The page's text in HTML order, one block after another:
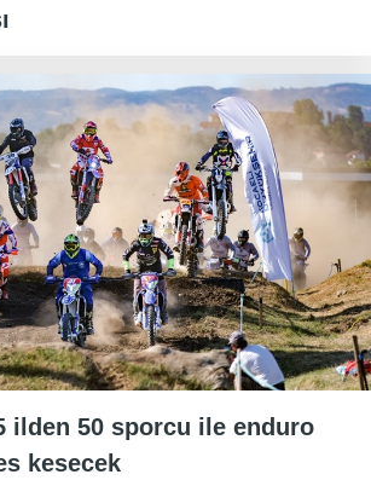
ilden 50 sporcu ile enduro
kesecek